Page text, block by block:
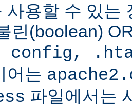
사용할 수 있는
린(boolean)
config,
어는
파일에서는